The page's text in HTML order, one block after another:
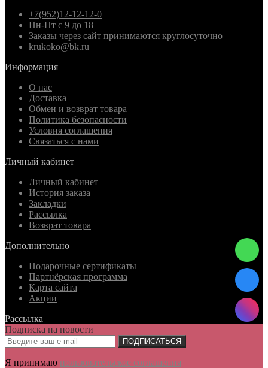
+7(952)12-12-12-0
Пн-Пт с 9 до 18
Заказы через сайт принимаются круглосуточно
krukoko@bk.ru
Информация
О нас
Доставка
Обмен и возврат товара
Политика безопасности
Условия соглашения
Связаться с нами
Личный кабинет
Личный кабинет
История заказа
Закладки
Рассылка
Возврат товара
Дополнительно
Подарочные сертификаты
Партнёрская программа
Карта сайта
Акции
Рассылка
Подписка на новости
ПОДПИСАТЬСЯ
Я принимаю пользовательское соглашения